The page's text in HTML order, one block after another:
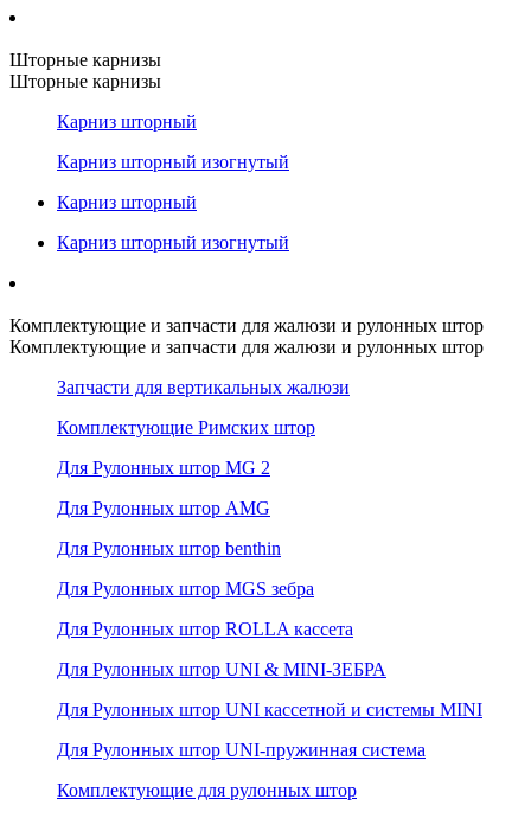
Шторные карнизы
Шторные карнизы
Карниз шторный
Карниз шторный изогнутый
Карниз шторный
Карниз шторный изогнутый
Комплектующие и запчасти для жалюзи и рулонных штор
Комплектующие и запчасти для жалюзи и рулонных штор
Запчасти для вертикальных жалюзи
Комплектующие Римских штор
Для Рулонных штор MG 2
Для Рулонных штор AMG
Для Рулонных штор benthin
Для Рулонных штор MGS зебра
Для Рулонных штор ROLLA кассета
Для Рулонных штор UNI & MINI-ЗЕБРА
Для Рулонных штор UNI кассетной и системы MINI
Для Рулонных штор UNI-пружинная система
Комплектующие для рулонных штор